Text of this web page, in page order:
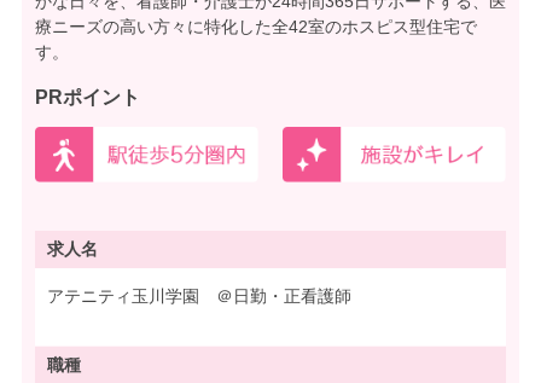
療ニーズの高い方々に特化した全42室のホスピス型住宅で
す。
PRポイント
求人名
アテニティ玉川学園 ＠日勤・正看護師
職種